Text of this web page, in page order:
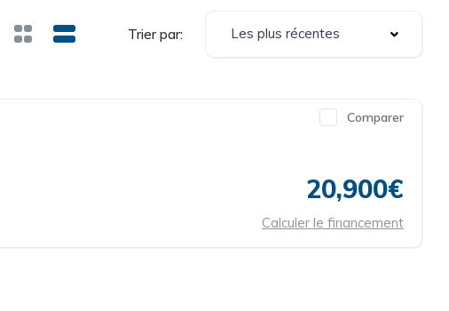
Trier par: Les plus récentes
Comparer
20,900€
Calculer le financement